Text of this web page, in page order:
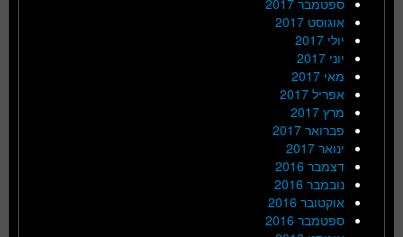
אוגוסט 2017
יולי 2017
יוני 2017
מאי 2017
אפריל 2017
מרץ 2017
פברואר 2017
ינואר 2017
דצמבר 2016
נובמבר 2016
אוקטובר 2016
ספטמבר 2016